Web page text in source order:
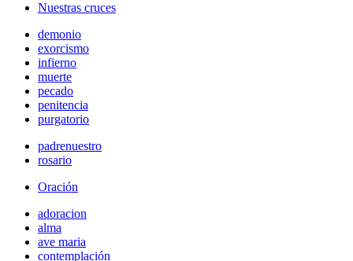
Nuestras cruces
demonio
exorcismo
infierno
muerte
pecado
penitencia
purgatorio
padrenuestro
rosario
Oración
adoracion
alma
ave maria
contemplación